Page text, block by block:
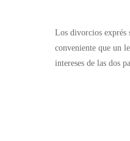
Los divorcios exprés
conveniente que un
intereses de las dos